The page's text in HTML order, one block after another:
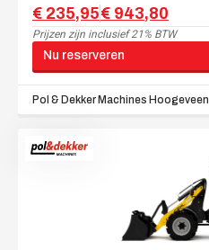
€ 235,95€ 943,80
Prijzen zijn inclusief 21% BTW
Nu reserveren
Pol & Dekker Machines Hoogeveen